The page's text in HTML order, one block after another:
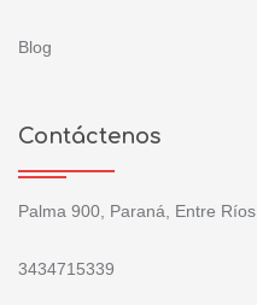
Blog
Contáctenos
Palma 900, Paraná, Entre Ríos
3434715339